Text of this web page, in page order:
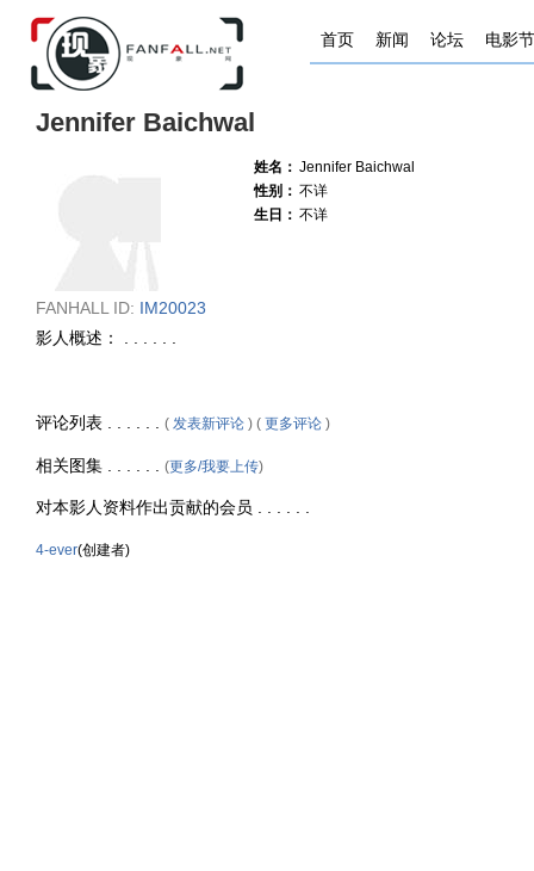
首页 新闻 论坛 电影节
Jennifer Baichwal
FANHALL ID: IM20023
姓名： Jennifer Baichwal
性别： 不详
生日： 不详
影人概述： . . . . . .
评论列表 . . . . . . ( 发表新评论 ) ( 更多评论 )
相关图集 . . . . . . (更多/我要上传)
对本影人资料作出贡献的会员 . . . . . .
4-ever(创建者)